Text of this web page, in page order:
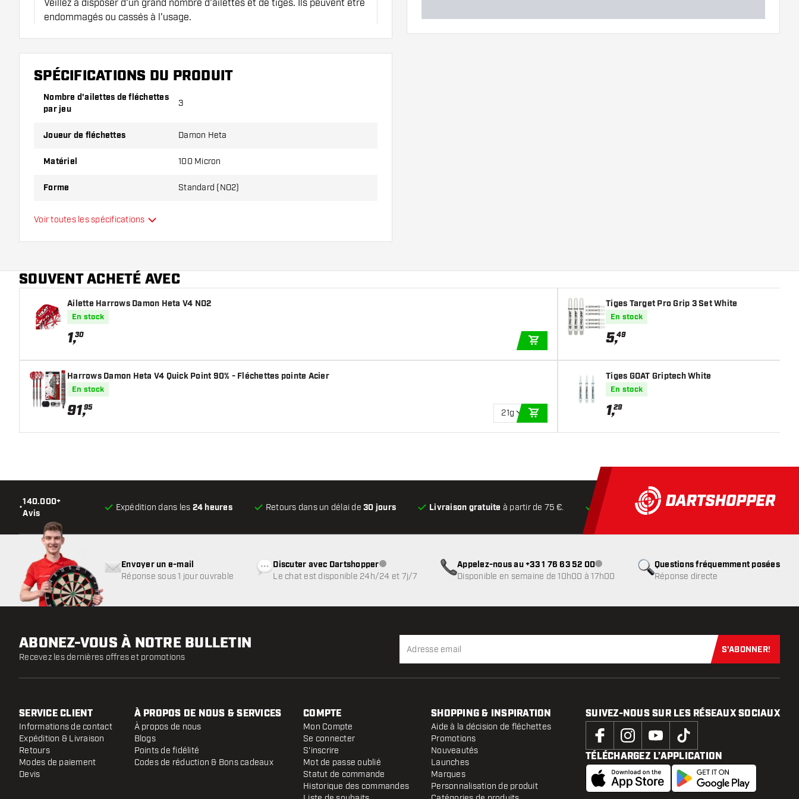
Veillez à disposer d'un grand nombre d'ailettes et de tiges. Ils peuvent être
endommagés ou cassés à l'usage.
Essayez une forme, un matériau ou une épaisseur différents des ailettes
pour découvrir la variante qui vous convient le mieux !
SPÉCIFICATIONS DU PRODUIT
Nombre d'ailettes de fléchettes
par jeu
3
Joueur de fléchettes Damon Heta
Matériel 100 Micron
Forme Standard (NO2)
Flexibilité
Voir toutes les spécifications
SOUVENT ACHETÉ AVEC
Ailette Harrows Damon Heta V4 NO2
En stock
1,30
AJOUTER AU PANIER
Harrows Damon Heta V4 Quick Point 90% - Fléchettes pointe Acier
En stock
91,95
21g
AJOUTER AU PANIER
Tiges Target Pro Grip 3 Set White
En stock
5,49
Tiges GOAT Griptech White
En stock
1,29
•
140.000+
Avis
Expédition dans les 24 heures Retours dans un délai de30 jours Livraison gratuite à partir de 75 €. Expédition dans les24 heures Retours
Questions fréquemment posées
Réponse directe
Envoyer un e-mail
Réponse sous 1 jour ouvrable
Discuter avec DartshopperService client indisponible
Le chat est disponible 24h/24 et 7j/7
Appelez-nous au +33 1 76 63 52 00Service client indisponible
Disponible en semaine de 10h00 à 17h00
ABONEZ-VOUS À NOTRE BULLETIN
Recevez les dernières offres et promotions
Abonnez-
S'ABONNER!
SERVICE CLIENT
Informations de contact
Expédition & Livraison
Retours
Modes de paiement
Devis
À PROPOS DE NOUS & SERVICES
À propos de nous
Blogs
Points de fidélité
Codes de réduction & Bons cadeaux
COMPTE
Mon Compte
Se connecter
S'inscrire
Mot de passe oublié
Statut de commande
Historique des commandes
SHOPPING & INSPIRATION
Aide à la décision de fléchettes
Promotions
Nouveautés
Launches
Marques
Personnalisation de produit
SUIVEZ-NOUS SUR LES RÉSEAUX SOCIAUX
TÉLÉCHARGEZ L’APPLICATION